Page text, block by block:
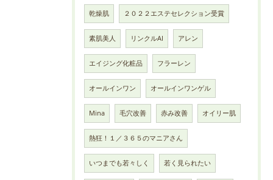
乾燥肌 ２０２２エステセレクション受賞
素肌美人 リンクルAI アレン
エイジング化粧品 フラーレン
オールインワン オールインワンゲル
Mina 毛穴改善 赤み改善 オイリー肌
熱狂！１／３６５のマニアさん
いつまでも若々しく 若く見られたい